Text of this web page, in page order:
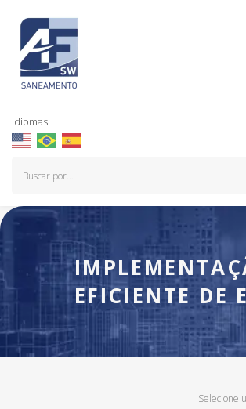
Idiomas:
EFICIENTE DE
Selecione